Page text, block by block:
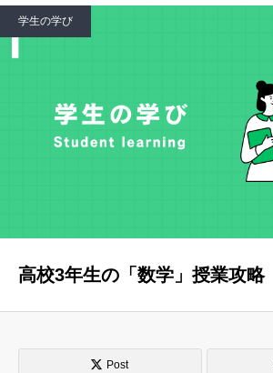
学生の学び
高校3年生の「数学」授業攻略
Post
マナビ・学習攻略
お役立ちリンク集
テラゴヤ週報
お知らせ